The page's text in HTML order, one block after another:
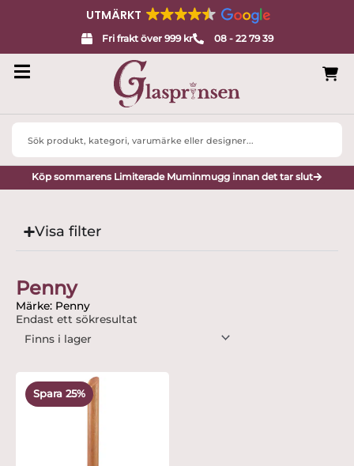
UTMÄRKT
Fri frakt över 999 kr 08 - 22 79 39
Search
Köp sommarens Limiterade Muminmugg innan det tar slut
Visa filter
Penny
Märke: Penny
Endast ett sökresultat
Spara 25%
ursprungliga
Det
nuvarande
priset
är: